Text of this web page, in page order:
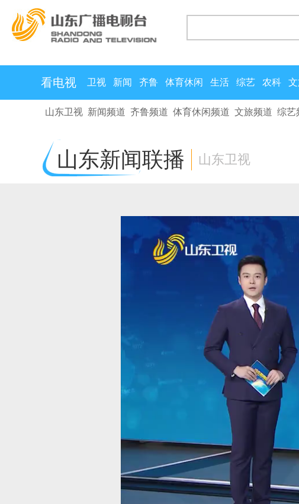
看电视 卫视 新闻 齐鲁 体育休闲 生活 综艺 农科
山东卫视 新闻频道 齐鲁频道 体育休闲频道 文旅频道 综艺
山东新闻联播 山东卫视